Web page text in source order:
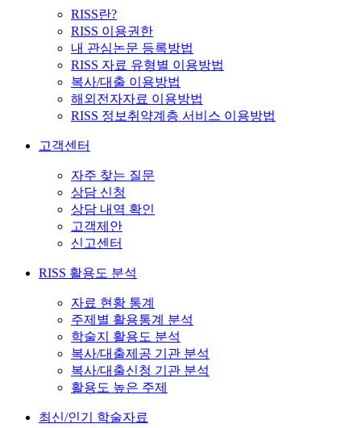
RISS란?
RISS 이용권한
내 관심논문 등록방법
RISS 자료 유형별 이용방법
복사/대출 이용방법
해외전자자료 이용방법
RISS 정보취약계층 서비스 이용방법
고객센터
자주 찾는 질문
상담 신청
상담 내역 확인
고객제안
신고센터
RISS 활용도 분석
자료 현황 통계
주제별 활용통계 분석
학술지 활용도 분석
복사/대출제공 기관 분석
복사/대출신청 기관 분석
활용도 높은 주제
최신/인기 학술자료